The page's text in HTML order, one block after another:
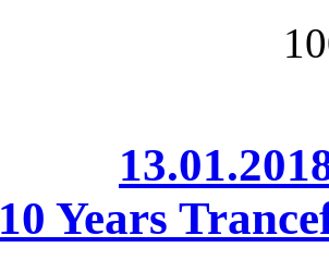
10 Years